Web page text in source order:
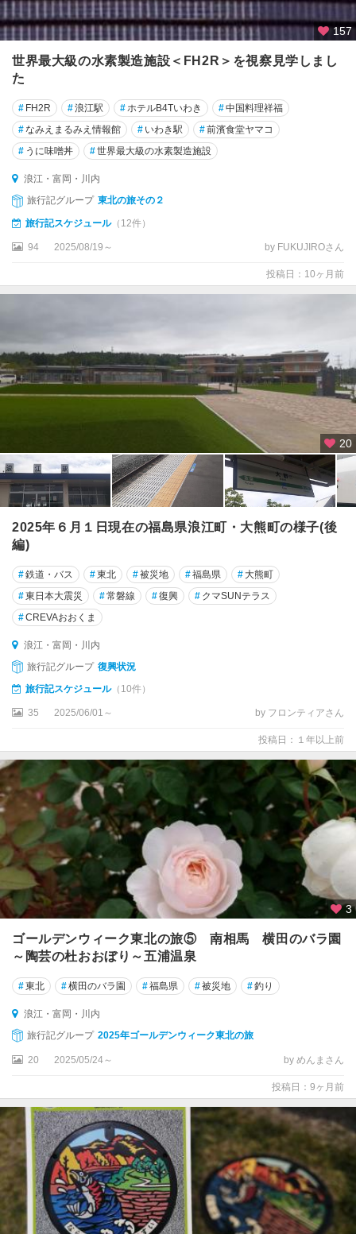
い
わ
き
市
い
わ
き
湯
本
温
泉
あ
ま
辺
浪
江
・
川
内
田
村
船
引
157
世界最大級の水素製造施設＜FH2R＞を視察見学しまし
た
# FH2R #浪江駅 #ホテルB4Tいわき #中国料理祥福
#なみえまるみえ情報館 # いわき駅 #前濱食堂ヤマコ
# うに味噌丼 #世界最大級の水素製造施設
浪江・富岡・川内
旅行記グループ 東北の旅その２
旅行記スケジュール（12件）
94 2025/08/19～ by FUKUJIROさん
投稿日：10ヶ月前
20
2025年６月１日現在の福島県浪江町・大熊町の様子(後
編)
#鉄道・バス #東北 #被災地 #福島県 # 大熊町
#東日本大震災 #常磐線 #復興 # クマSUNテラス
#CREVAおおくま
浪江・富岡・川内
旅行記グループ 復興状況
旅行記スケジュール（10件）
35 2025/06/01～ by フロンティアさん
投稿日：１年以上前
3
ゴールデンウィーク東北の旅⑤ 南相馬 横田のバラ園
～陶芸の杜おおぼり～五浦温泉
#東北 #横田のバラ園 #福島県 #被災地 #釣り
浪江・富岡・川内
旅行記グループ 2025年ゴールデンウィーク東北の旅
20 2025/05/24～ by めんまさん
投稿日：9ヶ月前